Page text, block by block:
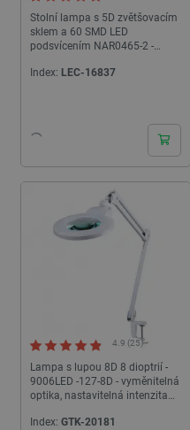
Stolní lampa s 5D zvětšovacím
sklem a 60 SMD LED
podsvícením NAR0465-2 -
Index: LEC-16837
Lampa s lupou 8D 8 dioptrií -
9006LED -127-8D - vyměnitelná
optika, nastavitelná intenzita
4.9 (25)
Index: GTK-20181